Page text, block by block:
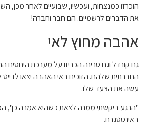
הוכרזו כמנצחות, ועכשיו, שבועיים לאחר מכן,
את הדברים לרשמיים. הם חבר וחברה!
אהבה מחוץ לאי
גם קורדל וגם סרינה הכריזו על מערכת
החברתית שלהם. הזוכים באי האהבה יצאו
עשה את הצעד שלו.
"הרגע ביקשתי ממנה לצאת כשהיא אמרה כן",
באינסטגרם.